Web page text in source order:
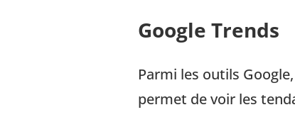
Google Trends
Parmi les outils Google,
permet de voir les